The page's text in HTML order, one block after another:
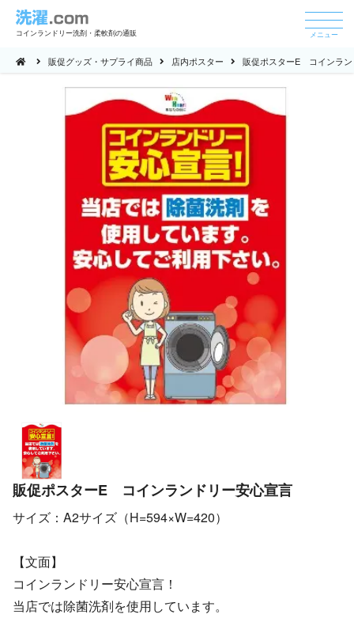
コインランドリー洗剤・柔軟剤の通販 メニュー
販促グッズ・サプライ商品 店内ポスター 販促ポスターE コインラン
販促ポスターE コインランドリー安心宣言
サイズ：A2サイズ（H=594×W=420）
【文面】
コインランドリー安心宣言！
当店では除菌洗剤を使用しています。